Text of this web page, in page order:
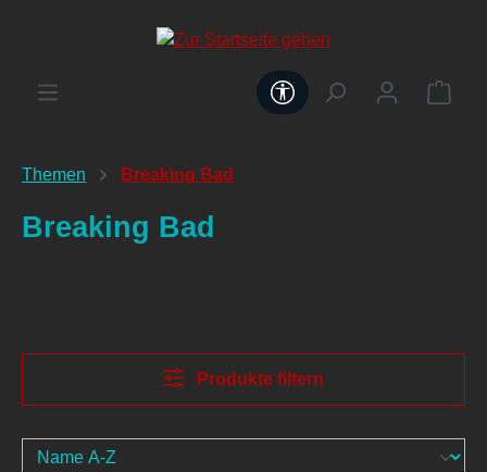
Werkzeugleiste
Themen Breaking Bad
Breaking Bad
Produkte filtern